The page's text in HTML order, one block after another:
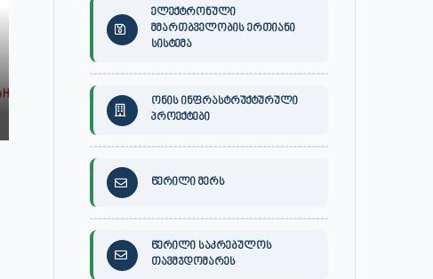
ელექტრონული
მმართბველობის ერთიანი
სისტემა
ონის ინფრასტრუქტურული
პროექტები
წერილი მერს
წერილი საკრებულოს
თავმჯდომარეს